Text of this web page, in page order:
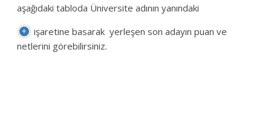
aşağıdaki tabloda Üniversite adının yanındaki
işaretine basarak yerleşen son adayın puan ve
netlerini görebilirsiniz.